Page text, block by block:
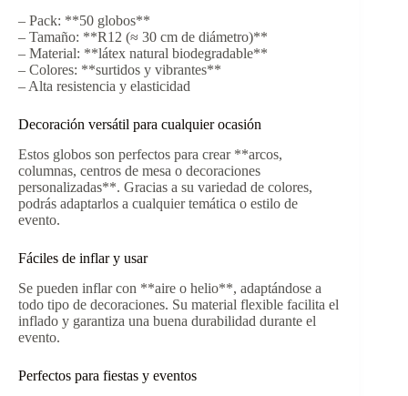
– Pack: **50 globos**
– Tamaño: **R12 (≈ 30 cm de diámetro)**
– Material: **látex natural biodegradable**
– Colores: **surtidos y vibrantes**
– Alta resistencia y elasticidad
Decoración versátil para cualquier ocasión
Estos globos son perfectos para crear **arcos,
columnas, centros de mesa o decoraciones
personalizadas**. Gracias a su variedad de colores,
podrás adaptarlos a cualquier temática o estilo de
evento.
Fáciles de inflar y usar
Se pueden inflar con **aire o helio**, adaptándose a
todo tipo de decoraciones. Su material flexible facilita el
inflado y garantiza una buena durabilidad durante el
evento.
Perfectos para fiestas y eventos